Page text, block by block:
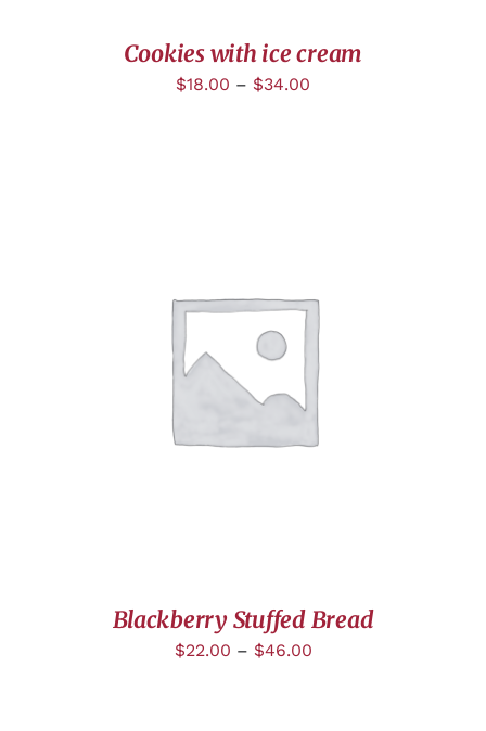
Cookies with ice cream
$18.00 – $34.00
DÉTAILS
Blackberry Stuffed Bread
$22.00 – $46.00